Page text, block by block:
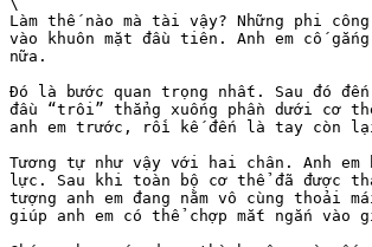
Làm thế nào mà tài vậy? Những phi
vào khuôn mặt đầu tiên. Anh em cố
nữa.
Đó là bước quan trọng nhất. Sau đó
đầu “trôi” thẳng xuống phần dưới cơ
anh em trước, rồi kế đến là tay còn
Tương tự như vậy với hai chân. Anh
lực. Sau khi toàn bộ cơ thể đã được
tượng anh em đang nằm vô cùng thoải
giúp anh em có thể chợp mắt ngắn